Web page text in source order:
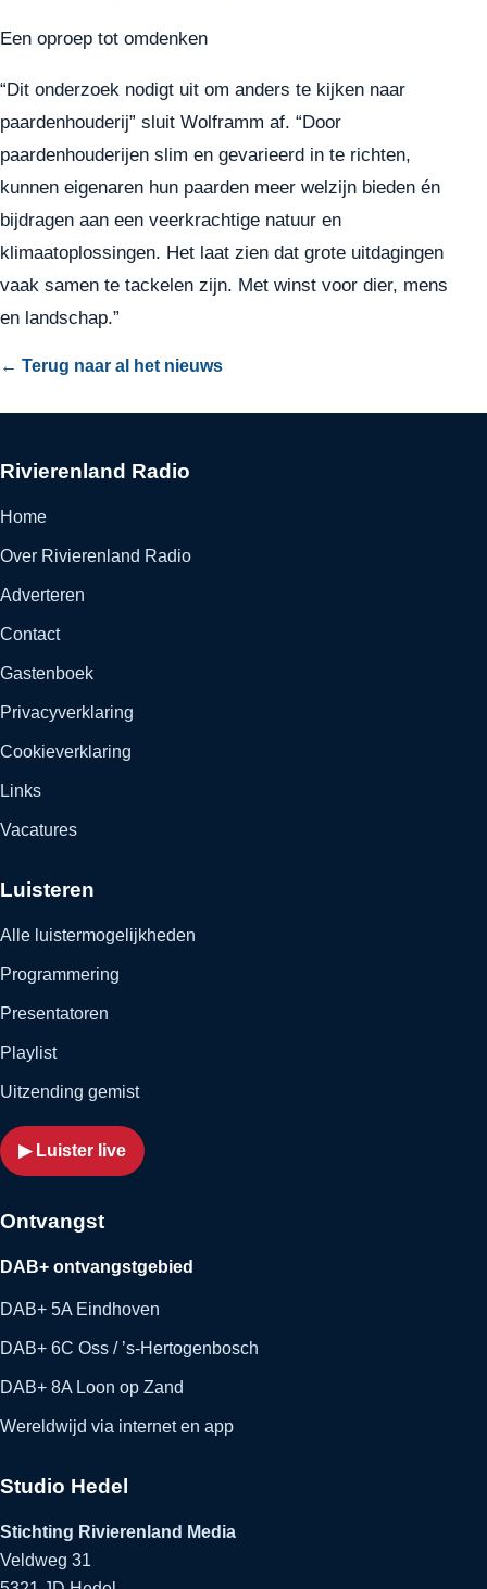
Een oproep tot omdenken
“Dit onderzoek nodigt uit om anders te kijken naar
paardenhouderij” sluit Wolframm af. “Door
paardenhouderijen slim en gevarieerd in te richten,
kunnen eigenaren hun paarden meer welzijn bieden én
bijdragen aan een veerkrachtige natuur en
klimaatoplossingen. Het laat zien dat grote uitdagingen
vaak samen te tackelen zijn. Met winst voor dier, mens
en landschap.”
← Terug naar al het nieuws
Rivierenland Radio
Home
Over Rivierenland Radio
Adverteren
Contact
Gastenboek
Privacyverklaring
Cookieverklaring
Links
Vacatures
Luisteren
Alle luistermogelijkheden
Programmering
Presentatoren
Playlist
Uitzending gemist
▶ Luister live
Ontvangst
DAB+ ontvangstgebied
DAB+ 5A Eindhoven
DAB+ 6C Oss / ’s-Hertogenbosch
DAB+ 8A Loon op Zand
Wereldwijd via internet en app
Studio Hedel
Stichting Rivierenland Media
Veldweg 31